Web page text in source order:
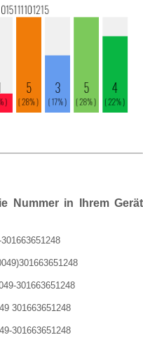
Nummer in Ihrem Gerät
301663651248
301663651248
301663651248